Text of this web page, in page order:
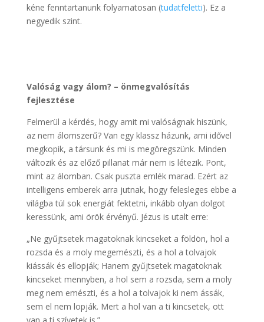
kéne fenntartanunk folyamatosan (tudatfeletti). Ez a
negyedik szint.
Valóság vagy álom? – önmegvalósítás
fejlesztése
Felmerül a kérdés, hogy amit mi valóságnak hiszünk,
az nem álomszerű? Van egy klassz házunk, ami idővel
megkopik, a társunk és mi is megöregszünk. Minden
változik és az előző pillanat már nem is létezik. Pont,
mint az álomban. Csak puszta emlék marad. Ezért az
intelligens emberek arra jutnak, hogy felesleges ebbe a
világba túl sok energiát fektetni, inkább olyan dolgot
keressünk, ami örök érvényű. Jézus is utalt erre:
„Ne gyűjtsetek magatoknak kincseket a földön, hol a
rozsda és a moly megemészti, és a hol a tolvajok
kiássák és ellopják; Hanem gyűjtsetek magatoknak
kincseket mennyben, a hol sem a rozsda, sem a moly
meg nem emészti, és a hol a tolvajok ki nem ássák,
sem el nem lopják. Mert a hol van a ti kincsetek, ott
van a ti szívetek is.”